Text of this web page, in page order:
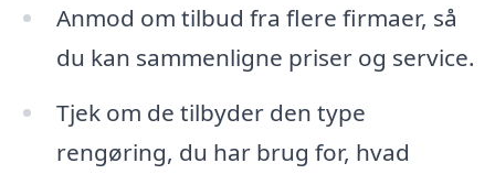
Anmod om tilbud fra flere firmaer, så
du kan sammenligne priser og service.
Tjek om de tilbyder den type
rengøring, du har brug for, hvad